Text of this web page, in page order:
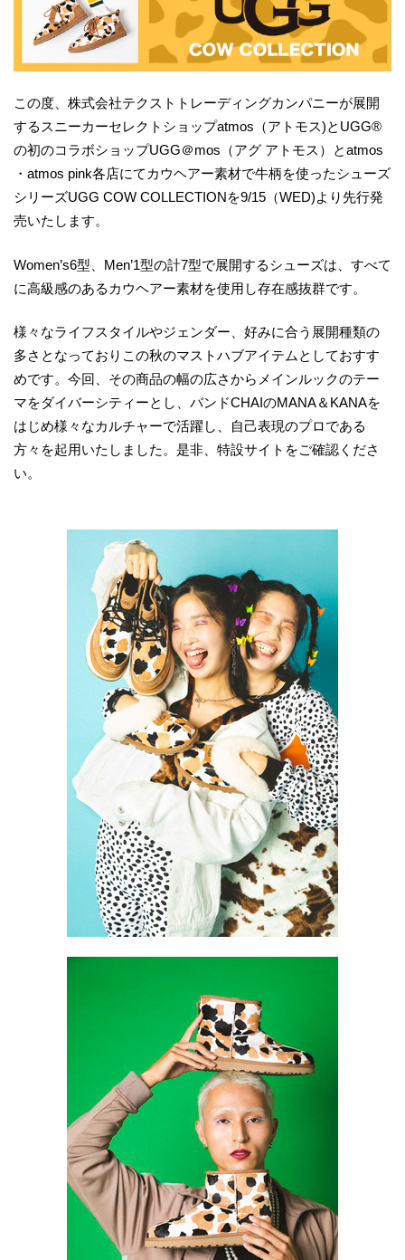
この度、株式会社テクストトレーディングカンパニーが展開
するスニーカーセレクトショップatmos（アトモス)とUGG®
の初のコラボショップUGG＠mos（アグ アトモス）とatmos
・atmos pink各店にてカウヘアー素材で牛柄を使ったシューズ
シリーズUGG COW COLLECTIONを9/15（WED)より先行発
売いたします。
Women’s6型、Men’1型の計7型で展開するシューズは、すべて
に高級感のあるカウヘアー素材を使用し存在感抜群です。
様々なライフスタイルやジェンダー、好みに合う展開種類の
多さとなっておりこの秋のマストハブアイテムとしておすす
めです。今回、その商品の幅の広さからメインルックのテー
マをダイバーシティーとし、バンドCHAIのMANA＆KANAを
はじめ様々なカルチャーで活躍し、自己表現のプロである
方々を起用いたしました。是非、特設サイトをご確認くださ
い。